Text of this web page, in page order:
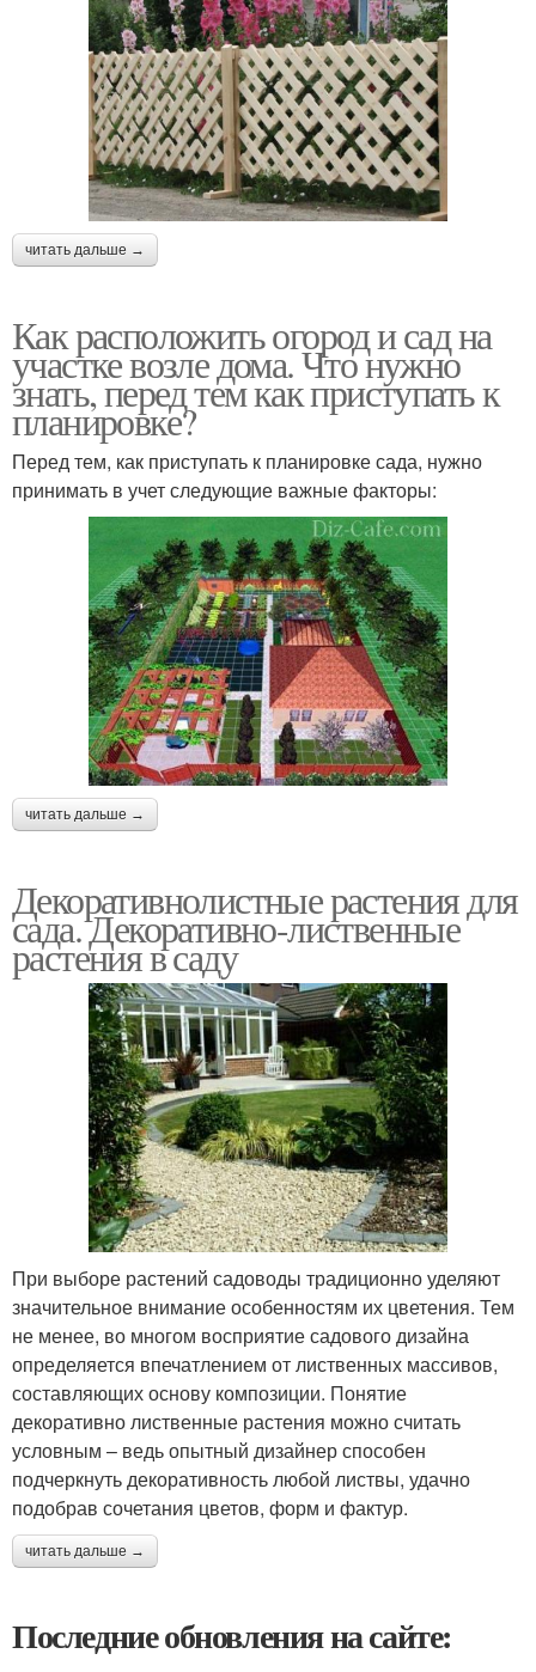
читать дальше →
Как расположить огород и сад на
участке возле дома. Что нужно
знать, перед тем как приступать к
планировке?
Перед тем, как приступать к планировке сада, нужно
принимать в учет следующие важные факторы:
читать дальше →
Декоративнолистные растения для
сада. Декоративно-лиственные
растения в саду
При выборе растений садоводы традиционно уделяют
значительное внимание особенностям их цветения. Тем
не менее, во многом восприятие садового дизайна
определяется впечатлением от лиственных массивов,
составляющих основу композиции. Понятие
декоративно лиственные растения можно считать
условным – ведь опытный дизайнер способен
подчеркнуть декоративность любой листвы, удачно
подобрав сочетания цветов, форм и фактур.
читать дальше →
Последние обновления на сайте: